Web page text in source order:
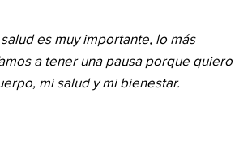
es muy importante, lo más
a tener una pausa porque quiero
mi salud y mi bienestar.